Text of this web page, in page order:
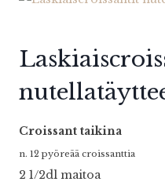
Croissant taikina
n. 12 pyöreää croissanttia
2 1/2dl maitoa